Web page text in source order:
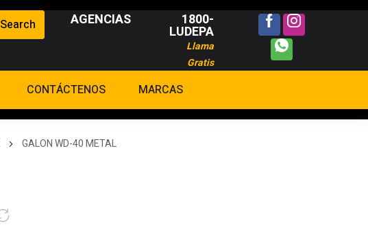
AGENCIAS 1800-
LUDEPA
Llama
Gratis
CONTÁCTENOS MARCAS
GALON WD-40 METAL